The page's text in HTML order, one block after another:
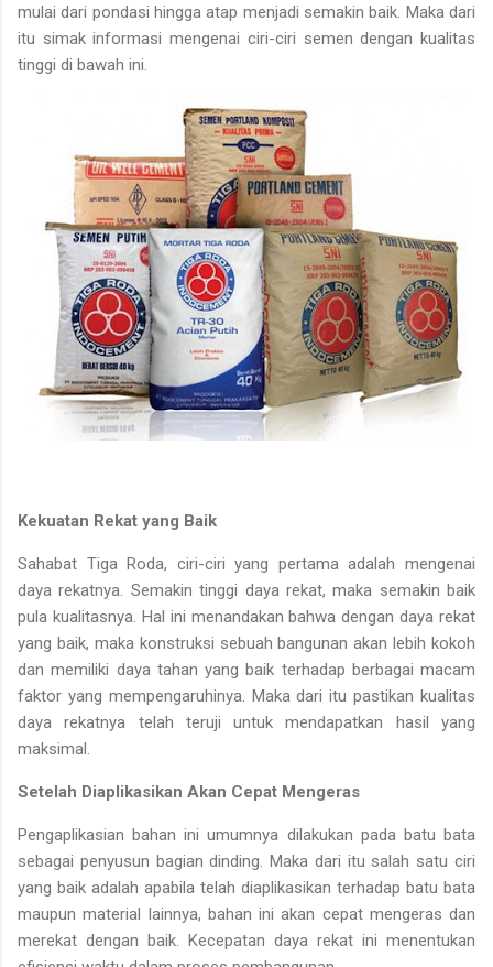
mulai dari pondasi hingga atap menjadi semakin baik. Maka dari
itu simak informasi mengenai ciri-ciri semen dengan kualitas
tinggi di bawah ini.
Kekuatan Rekat yang Baik
Sahabat Tiga Roda, ciri-ciri yang pertama adalah mengenai
daya rekatnya. Semakin tinggi daya rekat, maka semakin baik
pula kualitasnya. Hal ini menandakan bahwa dengan daya rekat
yang baik, maka konstruksi sebuah bangunan akan lebih kokoh
dan memiliki daya tahan yang baik terhadap berbagai macam
faktor yang mempengaruhinya. Maka dari itu pastikan kualitas
daya rekatnya telah teruji untuk mendapatkan hasil yang
maksimal.
Setelah Diaplikasikan Akan Cepat Mengeras
Pengaplikasian bahan ini umumnya dilakukan pada batu bata
sebagai penyusun bagian dinding. Maka dari itu salah satu ciri
yang baik adalah apabila telah diaplikasikan terhadap batu bata
maupun material lainnya, bahan ini akan cepat mengeras dan
merekat dengan baik. Kecepatan daya rekat ini menentukan